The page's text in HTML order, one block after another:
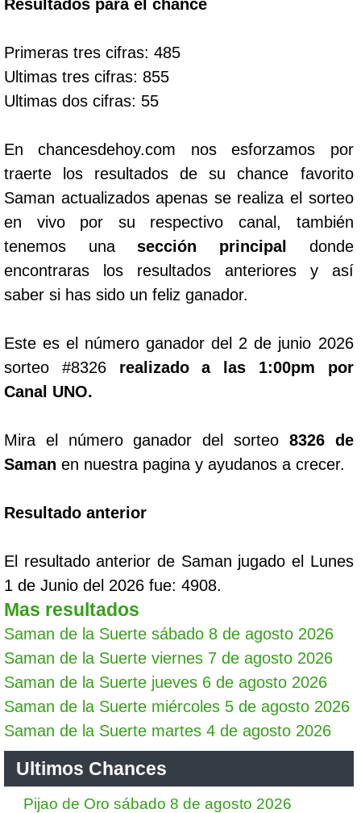
Resultados para el chance
Primeras tres cifras: 485
Ultimas tres cifras: 855
Ultimas dos cifras: 55
En chancesdehoy.com nos esforzamos por
traerte los resultados de su chance favorito
Saman actualizados apenas se realiza el sorteo
en vivo por su respectivo canal, también
tenemos unasección principal
donde
encontraras los resultados anteriores y así
saber si has sido un feliz ganador.
Este es el número ganador del 2 de junio 2026
sorteo #8326 realizado a las 1:00pm por
Canal UNO.
Mira el número ganador del sorteo 8326 de
Saman en nuestra pagina y ayudanos a crecer.
Resultado anterior
El resultado anterior de Saman jugado el Lunes
1 de Junio del 2026 fue: 4908.
Mas resultados
Saman de la Suerte sábado 8 de agosto 2026
Saman de la Suerte viernes 7 de agosto 2026
Saman de la Suerte jueves 6 de agosto 2026
Saman de la Suerte miércoles 5 de agosto 2026
Saman de la Suerte martes 4 de agosto 2026
Ultimos Chances
Pijao de Oro sábado 8 de agosto 2026